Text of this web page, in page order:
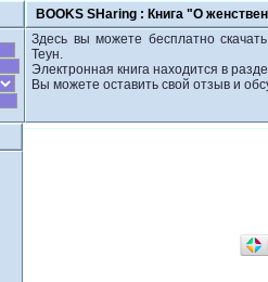
BOOKS SHaring : Книга "О
Здесь вы можете бесплатно
Теун.
Электронная книга находится в
Вы можете оставить свой отзыв и